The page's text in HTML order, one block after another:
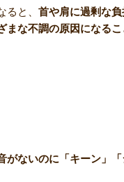
ると、 首や肩に過剰な
まな不調の原因になるこ
がないのに「キーン」